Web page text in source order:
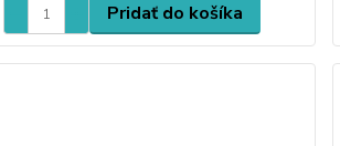
Pridať do košíka